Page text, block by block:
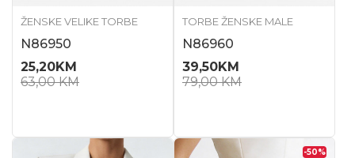
ŽENSKE VELIKE TORBE
N86950
25,20KM
63,00KM
TORBE ŽENSKE MALE
N86960
39,50KM
79,00KM
-50%